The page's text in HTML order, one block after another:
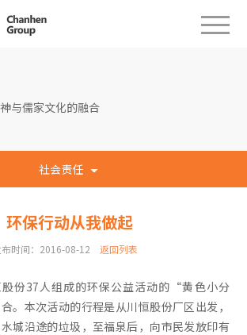
与儒家文化的融合
社会责任
环保行动从我做起
布时间：2016-08-12 返回列表
份37人组成的环保公益活动的“黄色小分
。本次活动的行程是从川恒股份厂区出发，
城沿途的垃圾，至福泉后，向市民发放印有